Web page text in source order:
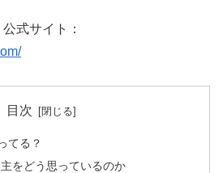
式サイト：
目次
てる？
をどう思っているのか